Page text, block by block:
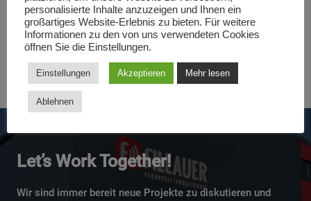
←Vorheriger
Beitrag
Nächster
Beitrag
→
Let’s Work Together!
Wir sind immer bereit neue Projekte zu diskutieren und
personalisierte Inhalte anzuzeigen und Ihnen ein
großartiges Website-Erlebnis zu bieten. Für weitere
Informationen zu den von uns verwendeten Cookies
öffnen Sie die Einstellungen.
Einstellungen Akzeptieren Mehr lesen
Ablehnen